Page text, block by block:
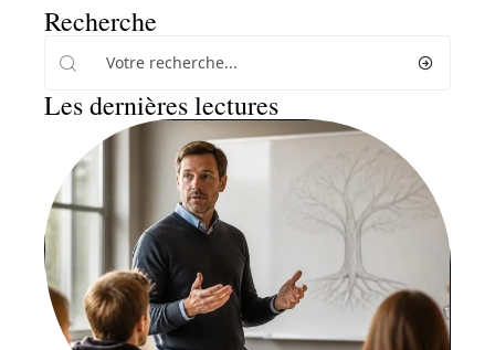
Recherche
Les dernières lectures